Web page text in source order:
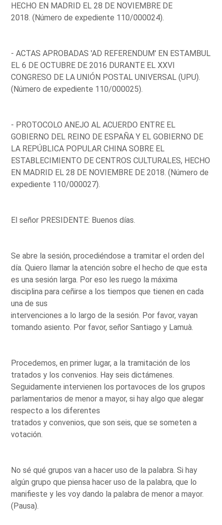
HECHO EN MADRID EL 28 DE NOVIEMBRE DE
2018. (Número de expediente 110/000024).
- ACTAS APROBADAS 'AD REFERENDUM' EN ESTAMBUL
EL 6 DE OCTUBRE DE 2016 DURANTE EL XXVI
CONGRESO DE LA UNIÓN POSTAL UNIVERSAL (UPU).
(Número de expediente 110/000025).
- PROTOCOLO ANEJO AL ACUERDO ENTRE EL
GOBIERNO DEL REINO DE ESPAÑA Y EL GOBIERNO DE
LA REPÚBLICA POPULAR CHINA SOBRE EL
ESTABLECIMIENTO DE CENTROS CULTURALES, HECHO
EN MADRID EL 28 DE NOVIEMBRE DE 2018. (Número de
expediente 110/000027).
El señor PRESIDENTE: Buenos días.
Se abre la sesión, procediéndose a tramitar el orden del
día. Quiero llamar la atención sobre el hecho de que esta
es una sesión larga. Por eso les ruego la máxima
disciplina para ceñirse a los tiempos que tienen en cada
una de sus
intervenciones a lo largo de la sesión. Por favor, vayan
tomando asiento. Por favor, señor Santiago y Lamuà.
Procedemos, en primer lugar, a la tramitación de los
tratados y los convenios. Hay seis dictámenes.
Seguidamente intervienen los portavoces de los grupos
parlamentarios de menor a mayor, si hay algo que alegar
respecto a los diferentes
tratados y convenios, que son seis, que se someten a
votación.
No sé qué grupos van a hacer uso de la palabra. Si hay
algún grupo que piensa hacer uso de la palabra, que lo
manifieste y les voy dando la palabra de menor a mayor.
(Pausa).